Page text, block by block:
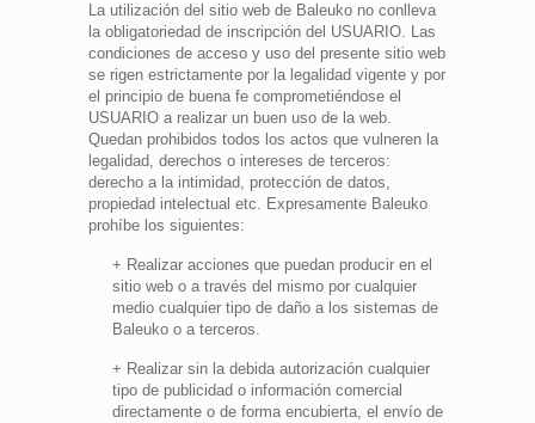
La utilización del sitio web de Baleuko no conlleva
la obligatoriedad de inscripción del USUARIO. Las
condiciones de acceso y uso del presente sitio web
se rigen estrictamente por la legalidad vigente y por
el principio de buena fe comprometiéndose el
USUARIO a realizar un buen uso de la web.
Quedan prohibidos todos los actos que vulneren la
legalidad, derechos o intereses de terceros:
derecho a la intimidad, protección de datos,
propiedad intelectual etc. Expresamente Baleuko
prohíbe los siguientes:
+ Realizar acciones que puedan producir en el
sitio web o a través del mismo por cualquier
medio cualquier tipo de daño a los sistemas de
Baleuko o a terceros.
+ Realizar sin la debida autorización cualquier
tipo de publicidad o información comercial
directamente o de forma encubierta, el envío de